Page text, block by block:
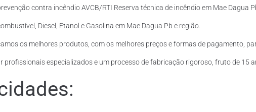
contra incêndio AVCB/RTI Reserva técnica de incêndio em Mae Dagua
Diesel, Etanol e Gasolina em Mae Dagua Pb e região.
os melhores produtos, com os melhores preços e formas de pagamento,
especializados e um processo de fabricação rigoroso, fruto de 15